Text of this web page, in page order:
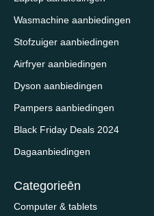
Wasmachine aanbiedingen
Stofzuiger aanbiedingen
Airfryer aanbiedingen
Dyson aanbiedingen
Pampers aanbiedingen
Black Friday Deals 2024
Dagaanbiedingen
Categorieēn
Computer & tablets